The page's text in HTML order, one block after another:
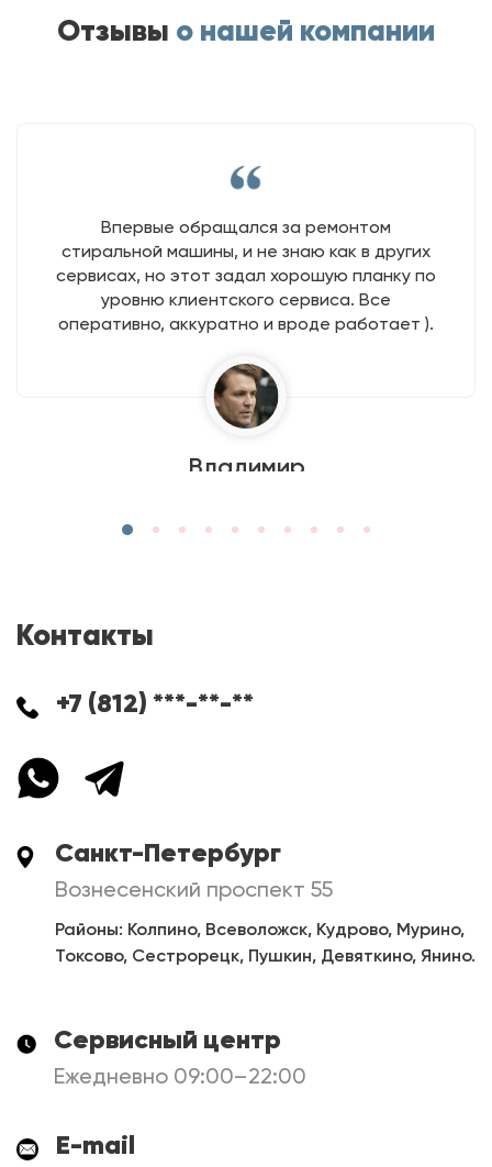
Отзывы о нашей компании
Впервые обращался за ремонтом
стиральной машины, и не знаю как в других
сервисах, но этот задал хорошую планку по
уровню клиентского сервиса. Все
оперативно, аккуратно и вроде работает ).
Владимир
Контакты
+7 (812) ***-**-**
Санкт-Петербург
Вознесенский проспект 55
Районы: Колпино, Всеволожск, Кудрово, Мурино,
Токсово, Сестрорецк, Пушкин, Девяткино, Янино.
Сервисный центр
Ежедневно 09:00–22:00
E-mail